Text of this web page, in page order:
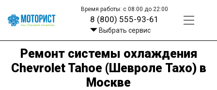
Время работы: с 08:00 до 22:00
8 (800) 555-93-61
Выбрать сервис
Ремонт системы охлаждения
Chevrolet Tahoe (Шевроле Тахо) в
Москве